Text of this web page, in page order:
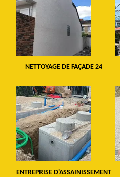
NETTOYAGE DE FAÇADE 24
ENTREPRISE D'ASSAINISSEMENT